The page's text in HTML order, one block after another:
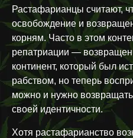
Растафарианцы считают,
освобождение и
корням. Часто в этом
репатриации —
континент, который был
рабством, но теперь
можно и нужно
своей идентичности.
Хотя растафарианство